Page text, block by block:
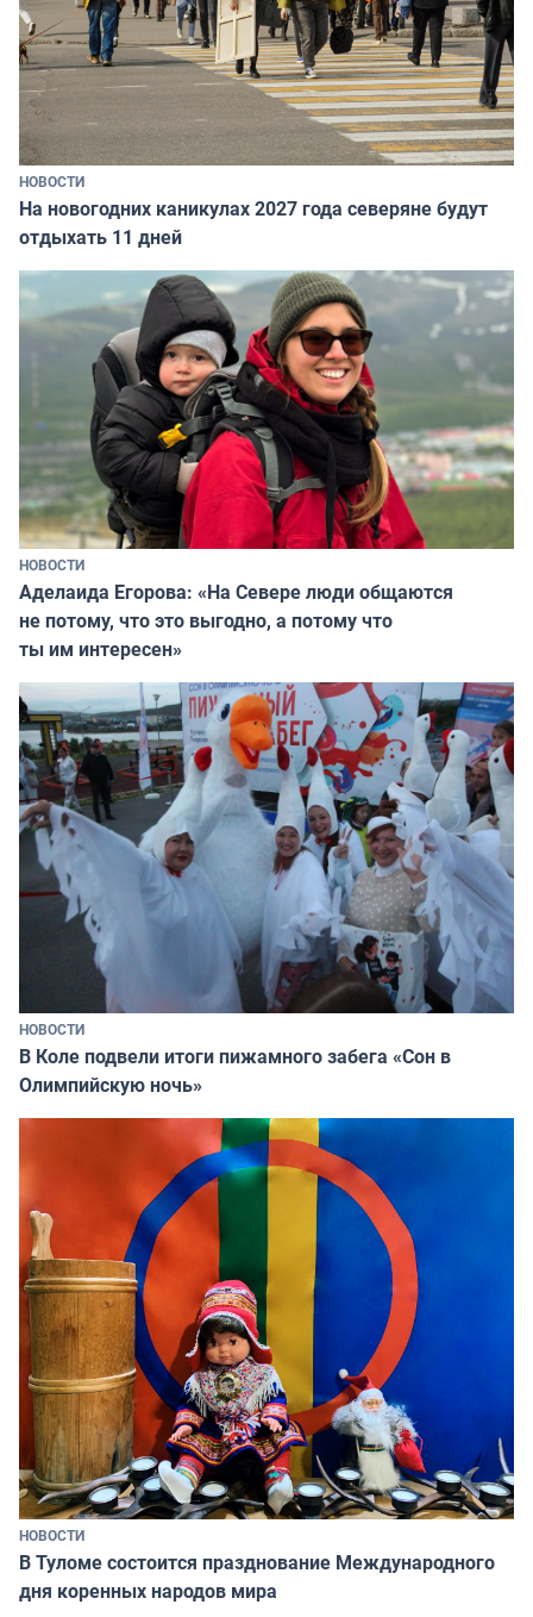
НОВОСТИ
На новогодних каникулах 2027 года северяне будут
отдыхать 11 дней
НОВОСТИ
Аделаида Егорова: «На Севере люди общаются
не потому, что это выгодно, а потому что
ты им интересен»
НОВОСТИ
В Коле подвели итоги пижамного забега «Сон в
Олимпийскую ночь»
НОВОСТИ
В Туломе состоится празднование Международного
дня коренных народов мира